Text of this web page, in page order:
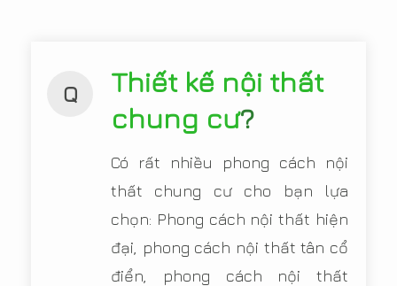
Q
Thiết kế nội thất
chung cư?
Có rất nhiều phong cách nội
thất chung cư cho bạn lựa
chọn: Phong cách nội thất hiện
đại, phong cách nội thất tân cổ
điển, phong cách nội thất